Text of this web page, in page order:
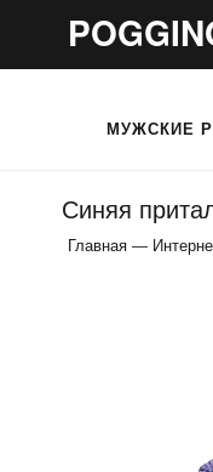
МУЖСКИЕ
Синяя
Главная —